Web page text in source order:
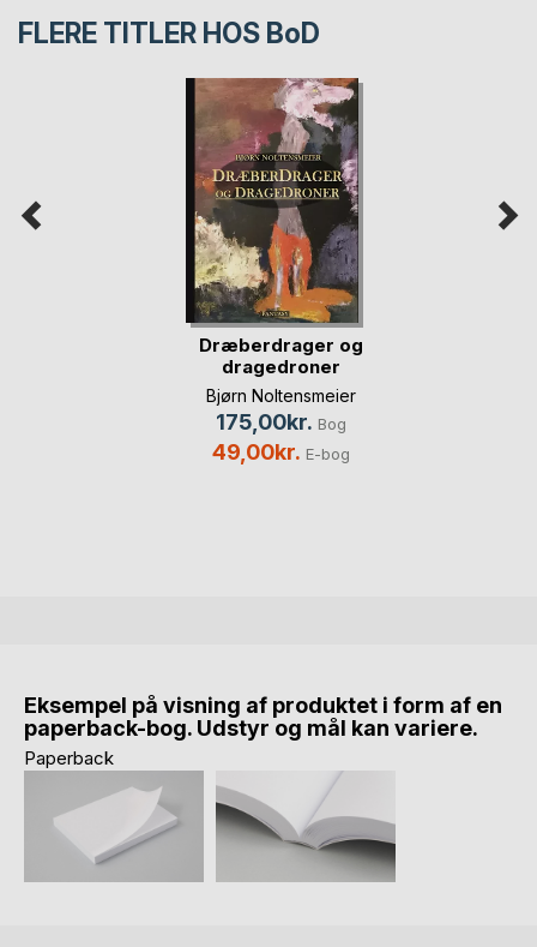
FLERE TITLER HOS BoD
Dræberdrager og
dragedroner
Bjørn Noltensmeier
175,00kr. Bog
49,00kr. E-bog
Eksempel på visning af produktet i form af en
paperback-bog. Udstyr og mål kan variere.
Paperback